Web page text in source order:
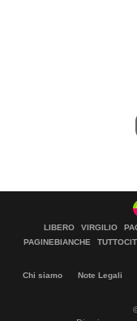
LIBERO VIRGILIO
PAGINEBIANCHE
Chi siamo Note Legali